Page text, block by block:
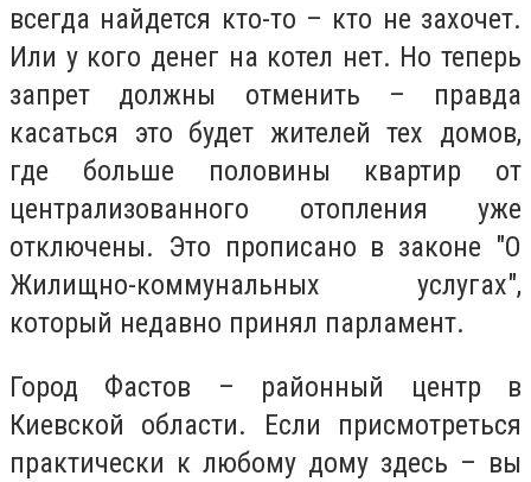
всегда найдется кто-то – кто не захочет.
Или у кого денег на котел нет. Но теперь
запрет должны отменить – правда
касаться это будет жителей тех домов,
где больше половины квартир от
централизованного отопления уже
отключены. Это прописано в законе "О
Жилищно-коммунальных услугах",
который недавно принял парламент.
Город Фастов – районный центр в
Киевской области. Если присмотреться
практически к любому дому здесь – вы